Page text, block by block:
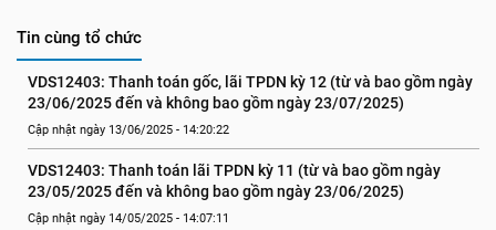
Tin cùng tổ chức
VDS12403: Thanh toán gốc, lãi TPDN kỳ 12 (từ và bao gồm ngày
23/06/2025 đến và không bao gồm ngày 23/07/2025)
Cập nhật ngày 13/06/2025 - 14:20:22
VDS12403: Thanh toán lãi TPDN kỳ 11 (từ và bao gồm ngày
23/05/2025 đến và không bao gồm ngày 23/06/2025)
Cập nhật ngày 14/05/2025 - 14:07:11